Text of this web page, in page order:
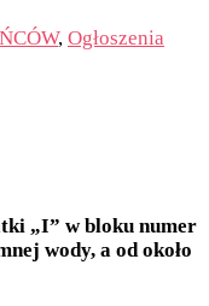
, Ogłoszenia
„I” w bloku numer
wody, a od około